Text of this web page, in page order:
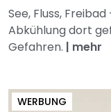
See, Fluss,
Abkühlung dort
Gefahren. | mehr
WERBUNG